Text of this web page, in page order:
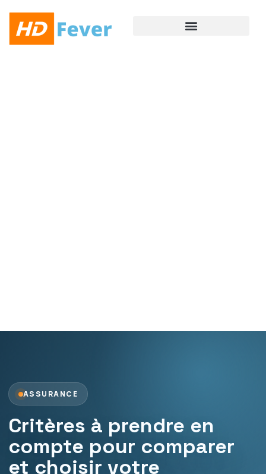
ASSURANCE
Critères à prendre en
compte pour comparer
et choisir votre